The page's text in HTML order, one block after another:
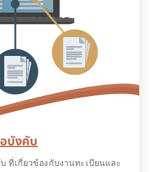
บังคับ
ที่เกี่ยวข้องกับงานทะเบียนและ